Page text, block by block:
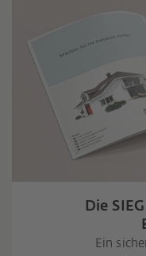
Die
Ein